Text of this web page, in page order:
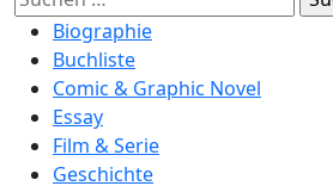
nach:Biographie
Buchliste
Comic & Graphic Novel
Essay
Film & Serie
Geschichte